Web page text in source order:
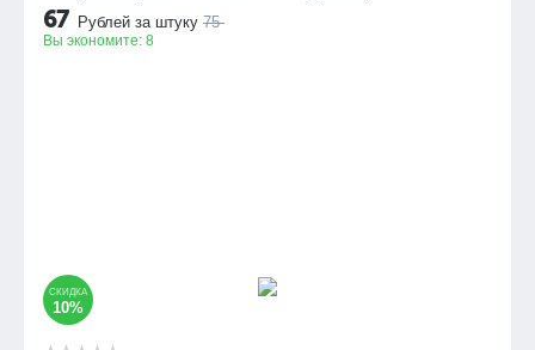
67 Рублей за штуку 75
Вы экономите: 8
СКИДКА
10%